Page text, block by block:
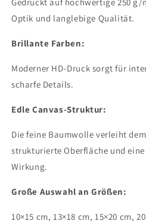
Optik und langlebige Qualität.
Brillante Farben:
Moderner HD-Druck sorgt für
scharfe Details.
Edle Canvas-Struktur:
Die feine Baumwolle verleiht
strukturierte Oberfläche und
Wirkung.
Große Auswahl an Größen:
10×15 cm, 13×18 cm, 15×20 cm,